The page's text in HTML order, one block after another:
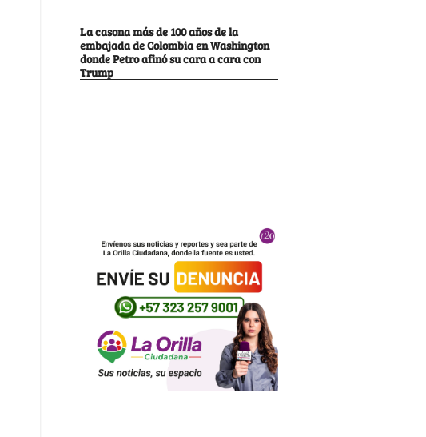
La casona más de 100 años de la
embajada de Colombia en Washington
donde Petro afinó su cara a cara con
Trump